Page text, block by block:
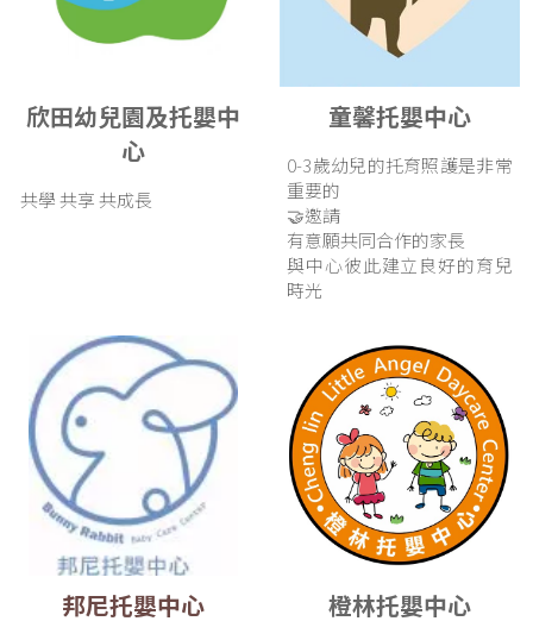
欣田幼兒園及托嬰中
心
共學 共享 共成長
童馨托嬰中心
0-3歲幼兒的托育照護是非常
重要的
🤝邀請
有意願共同合作的家長
與中心彼此建立良好的育兒
時光
邦尼托嬰中心 橙林托嬰中心